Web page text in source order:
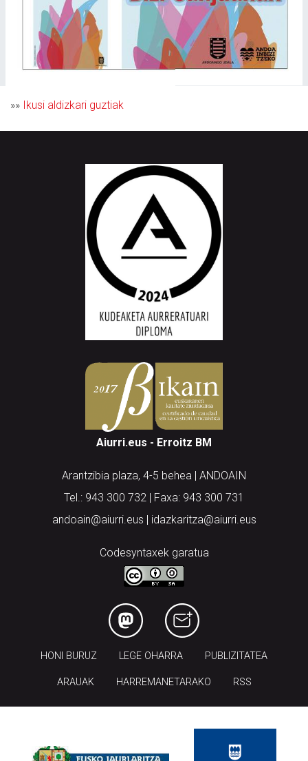
»» Ikusi aldizkari guztiak
Aiurri.eus - Erroitz BM
Arantzibia plaza, 4-5 behea | ANDOAIN
Tel.: 943 300 732 | Faxa: 943 300 731
andoain@aiurri.eus | idazkaritza@aiurri.eus
Codesyntaxek garatua
HONI BURUZ LEGE OHARRA PUBLIZITATEA
ARAUAK HARREMANETARAKO RSS